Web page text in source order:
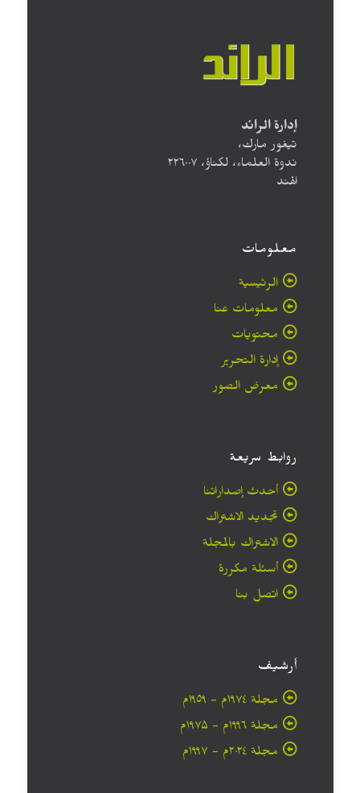
إدارة الرائد
تيغور مارك،
ندوة العلماء، لكناؤ، ۲۲٦۰۰۷
الهند
معلومات
الرئيسية
معلومات عنا
محتويات
إدارة التحرير
معرض الصور
روابط سريعة
أحدث إصداراتنا
تجديد الاشتراك
الاشتراك بالمجلة
أسئلة مكررة
اتصل بنا
أرشيف
مجلة ۱۹۷٤م - ١٩٥٩م
مجلة ۱۹۹٦م - ۱۹۷۵م
مجلة ۲۰۲٤م - ۱۹۹۷م